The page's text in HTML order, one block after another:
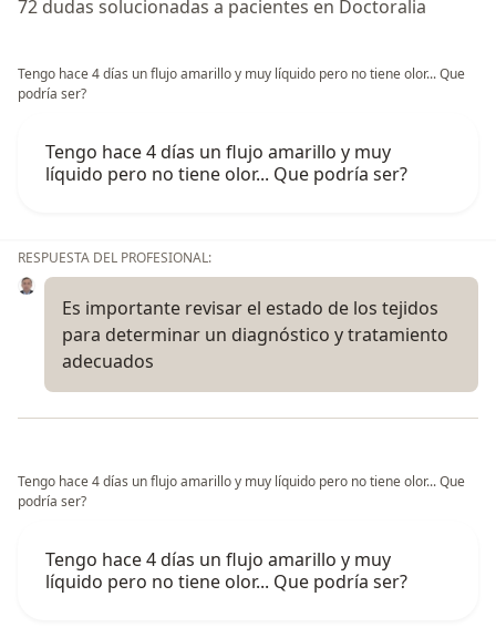
72 dudas solucionadas a pacientes en Doctoralia
Tengo hace 4 días un flujo amarillo y muy líquido pero no tiene olor... Que
podría ser?
Tengo hace 4 días un flujo amarillo y muy
líquido pero no tiene olor... Que podría ser?
RESPUESTA DEL PROFESIONAL:
Es importante revisar el estado de los tejidos
para determinar un diagnóstico y tratamiento
adecuados
Tengo hace 4 días un flujo amarillo y muy líquido pero no tiene olor... Que
podría ser?
Tengo hace 4 días un flujo amarillo y muy
líquido pero no tiene olor... Que podría ser?